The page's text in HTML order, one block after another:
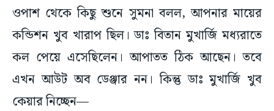
কন্ডিশন খুব খারাপ ছিল। ডাঃ বিতান মুখার্জি মধ্যরাতে
কল পেয়ে এসেছিলেন। আপাতত ঠিক আছেন। তবে
এখন আউট অব ডেঞ্জার নন। কিন্তু ডাঃ মুখার্জি খুব
কেয়ার নিচ্ছেন—
—থ্যাঙ্ক ইউ, ম্যাডাম।